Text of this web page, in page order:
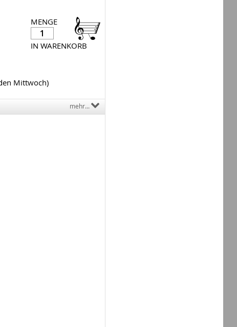
MENGE
IN WARENKORB
Mittwoch)
mehr...